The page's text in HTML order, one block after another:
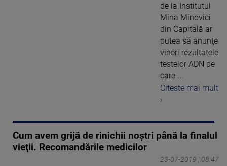
de la Institutul
Mina Minovici
din Capitală ar
putea să anunţe
vineri rezultatele
testelor ADN pe
care ...
Citeste mai mult
›
Cum avem grijă de rinichii noştri până la finalul
vieţii. Recomandările medicilor
23-07-2019 | 08:47